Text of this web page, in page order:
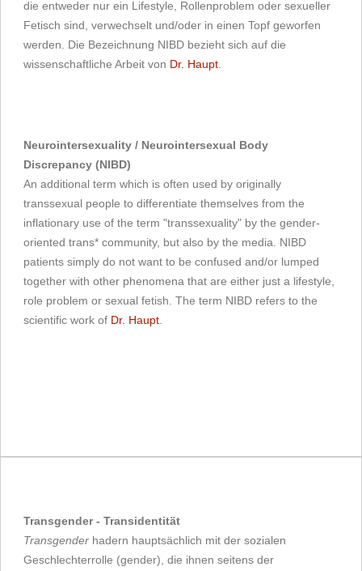
die entweder nur ein Lifestyle, Rollenproblem oder sexueller
Fetisch sind, verwechselt und/oder in einen Topf geworfen
werden. Die Bezeichnung NIBD bezieht sich auf die
wissenschaftliche Arbeit von Dr. Haupt
Neurointersexuality / Neurointersexual Body
Discrepancy (NIBD)
An additional term which is often used by originally
transsexual people to differentiate themselves from the
inflationary use of the term "transsexuality" by the gender-
oriented trans* community, but also by the media. NIBD
patients simply do not want to be confused and/or lumped
together with other phenomena that are either just a lifestyle,
role problem or sexual fetish. The term NIBD refers to the
scientific work of Dr. Haupt
Transgender - Transidentität
Transgender hadern hauptsächlich mit der sozialen
Geschlechterrolle (gender), die ihnen seitens der